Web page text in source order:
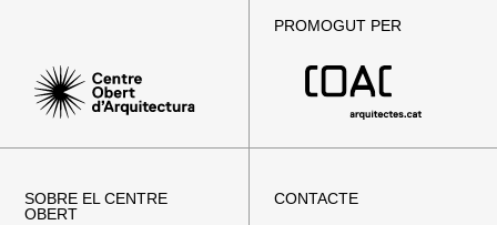
PROMOGUT PER
SOBRE EL CENTRE
OBERT
CONTACTE